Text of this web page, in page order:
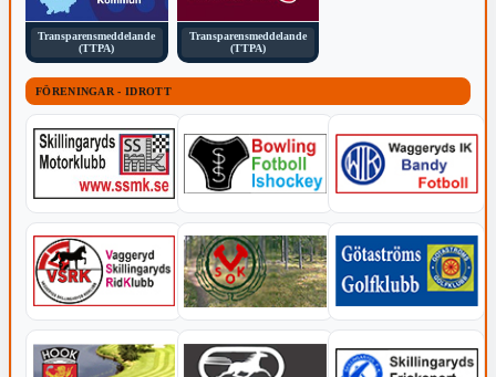
Transparensmeddelande
(TTPA)
Transparensmeddelande
(TTPA)
FÖRENINGAR - IDROTT